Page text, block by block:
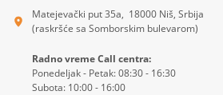
Matejevački put 35a, 18000 Niš, Srbija
(raskršće sa Somborskim bulevarom)
Radno vreme Call centra:
Ponedeljak - Petak: 08:30 - 16:30
Subota: 10:00 - 16:00